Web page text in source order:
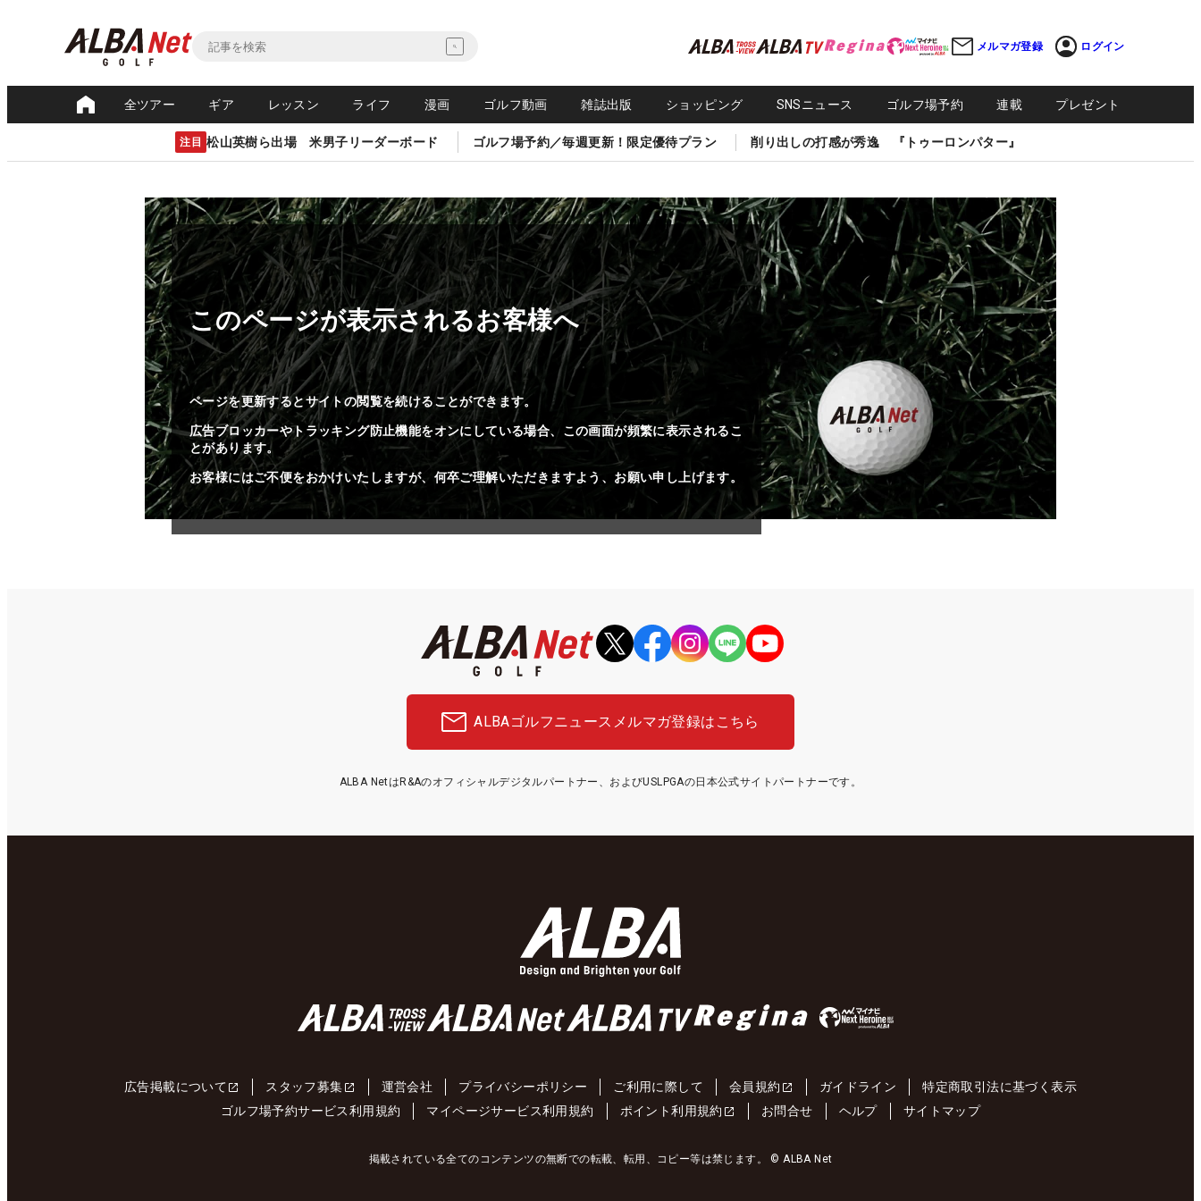
メルマガ登録 ログイン
全ツアー ギア レッスン ライフ 漫画 ゴルフ動画 雑誌出版 ショッピング SNSニュース ゴルフ場予約 連載 プレゼント
注目 松山英樹ら出場 米男子リーダーボード ゴルフ場予約／毎週更新！限定優待プラン 削り出しの打感が秀逸 『トゥーロンパター』
このページが表示されるお客様へ
ページを更新するとサイトの閲覧を続けることができます。
広告ブロッカーやトラッキング防止機能をオンにしている場合、この画面が頻繁に表示されるこ
とがあります。
お客様にはご不便をおかけいたしますが、何卒ご理解いただきますよう、お願い申し上げます。
ALBAゴルフニュース メルマガ登録はこちら
ALBA NetはR&Aのオフィシャルデジタルパートナー、およびUSLPGAの日本公式サイトパートナーです。
広告掲載について スタッフ募集 運営会社 プライバシーポリシー ご利用に際して 会員規約 ガイドライン
特定商取引法に基づく表示
ゴルフ場予約サービス利用規約
マイページサービス利用規約 ポイント利用規約 お問合せ ヘルプ サイトマップ
掲載されている全てのコンテンツの無断での転載、転用、コピー等は禁じます。 © ALBA Net